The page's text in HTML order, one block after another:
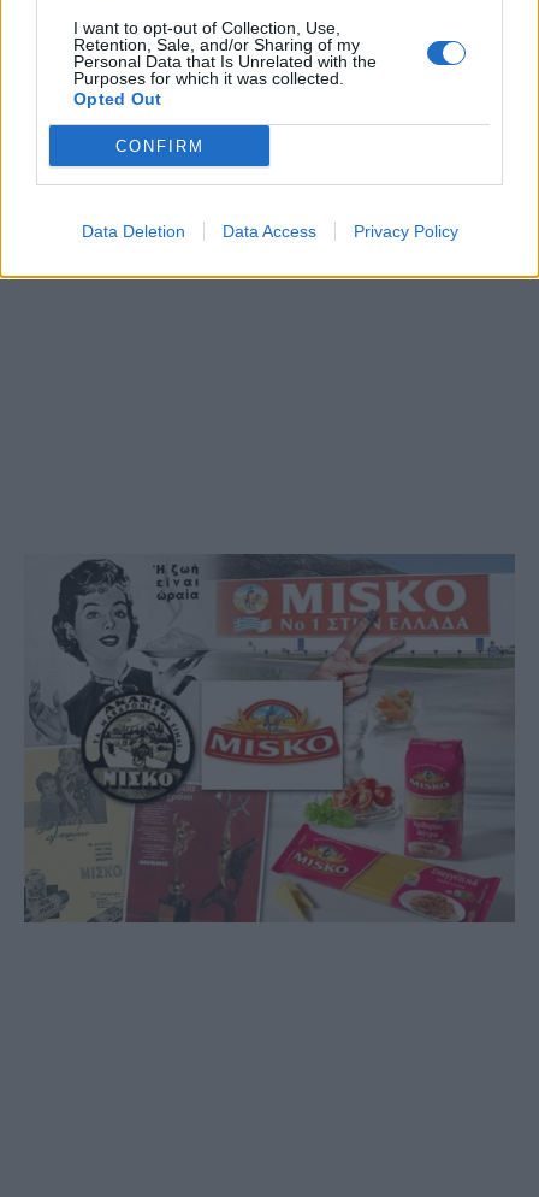
I want to opt-out of Collection, Use,
Retention, Sale, and/or Sharing of my
Personal Data that Is Unrelated with the
Purposes for which it was collected.
Opted Out
CONFIRM
Data Deletion Data Access Privacy Policy